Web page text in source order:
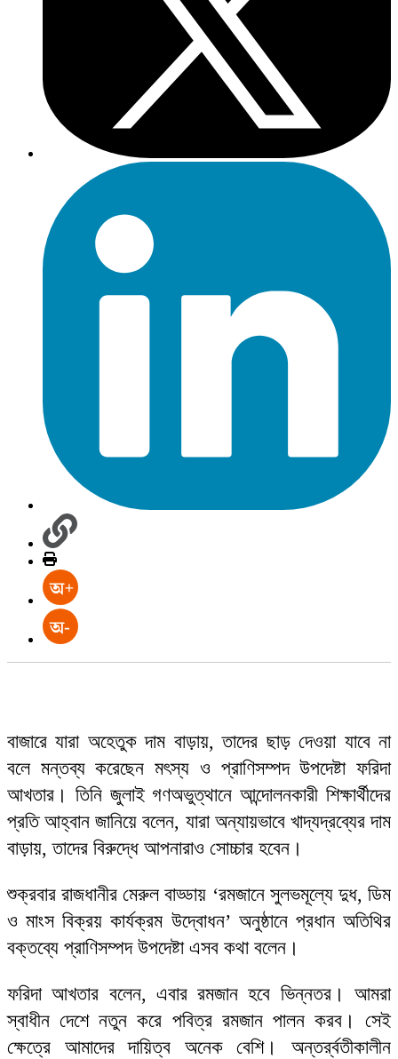
বাজারে যারা অহেতুক দাম বাড়ায়, তাদের ছাড় দেওয়া যাবে না
বলে মন্তব্য করেছেন মৎস্য ও প্রাণিসম্পদ উপদেষ্টা ফরিদা
আখতার। তিনি জুলাই গণঅভুত্থানে আন্দোলনকারী শিক্ষার্থীদের
প্রতি আহ্বান জানিয়ে বলেন, যারা অন্যায়ভাবে খাদ্যদ্রব্যের দাম
বাড়ায়, তাদের বিরুদ্ধে আপনারাও সোচ্চার হবেন।
শুক্রবার রাজধানীর মেরুল বাড্ডায় ‌‌‘রমজানে সুলভমূল্যে দুধ, ডিম
ও মাংস বিক্রয় কার্যক্রম উদ্বোধন’ অনুষ্ঠানে প্রধান অতিথির
বক্তব্যে প্রাণিসম্পদ উপদেষ্টা এসব কথা বলেন।
ফরিদা আখতার বলেন, এবার রমজান হবে ভিন্নতর। আমরা
স্বাধীন দেশে নতুন করে পবিত্র রমজান পালন করব। সেই
ক্ষেত্রে আমাদের দায়িত্ব অনেক বেশি। অন্তর্র্বতীকালীন